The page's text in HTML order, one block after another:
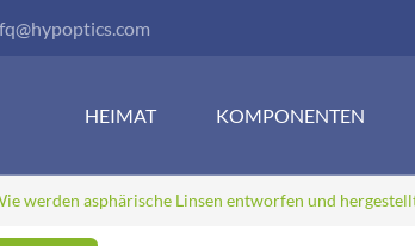
HEIMAT KOMPONENTEN
werden asphärische Linsen entworfen und